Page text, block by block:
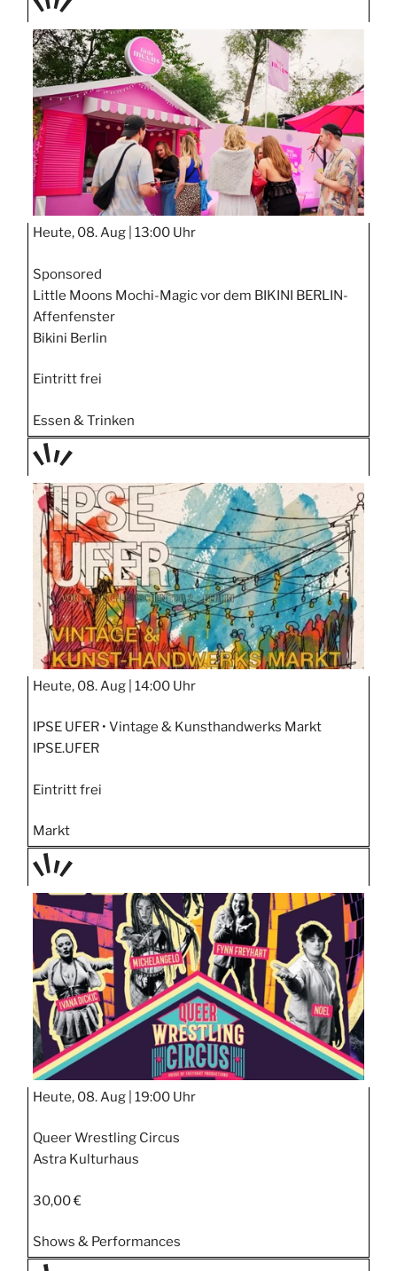
TAGE
STIPP
Heute, 08. Aug | 13:00 Uhr
Sponsored
Little Moons Mochi-Magic vor dem BIKINI BERLIN-
Affenfenster
Bikini Berlin
Eintritt frei
Essen & Trinken
TAGE
STIPP
Heute, 08. Aug | 14:00 Uhr
IPSE UFER • Vintage & Kunsthandwerks Markt
IPSE.UFER
Eintritt frei
Markt
TAGE
STIPP
Heute, 08. Aug | 19:00 Uhr
Queer Wrestling Circus
Astra Kulturhaus
30,00 €
Shows & Performances